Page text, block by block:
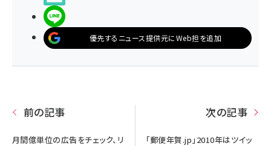
優先するニュース提供元にWeb担を追加
前の記事
月間億単位の広告をチェック、リ
次の記事
「郵便年賀.jp」2010年はツイッ